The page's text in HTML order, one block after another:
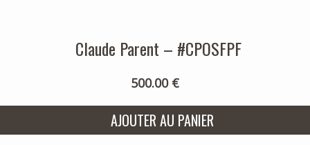
Claude Parent – #CPOSFPF
500.00 €
AJOUTER AU PANIER